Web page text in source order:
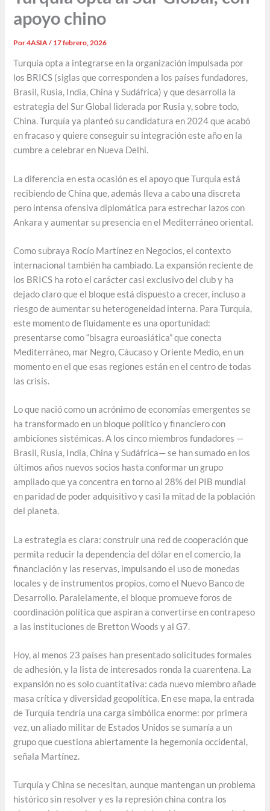
apoyo chino
Por4ASIA/ 17 febrero, 2026
Turquía opta a integrarse en la organización impulsada por
los BRICS (siglas que corresponden a los países fundadores,
Brasil, Rusia, India, China y Sudáfrica) y que desarrolla la
estrategia del Sur Global liderada por Rusia y, sobre todo,
China. Turquía ya planteó su candidatura en 2024 que acabó
en fracaso y quiere conseguir su integración este año en la
cumbre a celebrar en Nueva Delhi.
La diferencia en esta ocasión es el apoyo que Turquía está
recibiendo de China que, además lleva a cabo una discreta
pero intensa ofensiva diplomática para estrechar lazos con
Ankara y aumentar su presencia en el Mediterráneo oriental.
Como subraya Rocío Martínez en Negocios, el contexto
internacional también ha cambiado. La expansión reciente de
los BRICS ha roto el carácter casi exclusivo del club y ha
dejado claro que el bloque está dispuesto a crecer, incluso a
riesgo de aumentar su heterogeneidad interna. Para Turquía,
este momento de fluidamente es una oportunidad:
presentarse como “bisagra euroasiática” que conecta
Mediterráneo, mar Negro, Cáucaso y Oriente Medio, en un
momento en el que esas regiones están en el centro de todas
las crisis.
Lo que nació como un acrónimo de economías emergentes se
ha transformado en un bloque político y financiero con
ambiciones sistémicas. A los cinco miembros fundadores —
Brasil, Rusia, India, China y Sudáfrica— se han sumado en los
últimos años nuevos socios hasta conformar un grupo
ampliado que ya concentra en torno al 28% del PIB mundial
en paridad de poder adquisitivo y casi la mitad de la población
del planeta.
La estrategia es clara: construir una red de cooperación que
permita reducir la dependencia del dólar en el comercio, la
financiación y las reservas, impulsando el uso de monedas
locales y de instrumentos propios, como el Nuevo Banco de
Desarrollo. Paralelamente, el bloque promueve foros de
coordinación política que aspiran a convertirse en contrapeso
a las instituciones de Bretton Woods y al G7.
Hoy, al menos 23 países han presentado solicitudes formales
de adhesión, y la lista de interesados ronda la cuarentena. La
expansión no es solo cuantitativa: cada nuevo miembro añade
masa crítica y diversidad geopolítica. En ese mapa, la entrada
de Turquía tendría una carga simbólica enorme: por primera
vez, un aliado militar de Estados Unidos se sumaría a un
grupo que cuestiona abiertamente la hegemonía occidental,
señala Martínez.
Turquía y China se necesitan, aunque mantengan un problema
histórico sin resolver y es la represión china contra los